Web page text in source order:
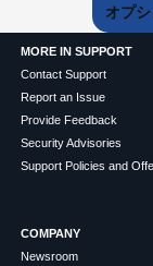
オプ
MORE IN SUPPORT
Contact Support
Report an Issue
Provide Feedback
Security Advisories
Support Policies and
COMPANY
Newsroom